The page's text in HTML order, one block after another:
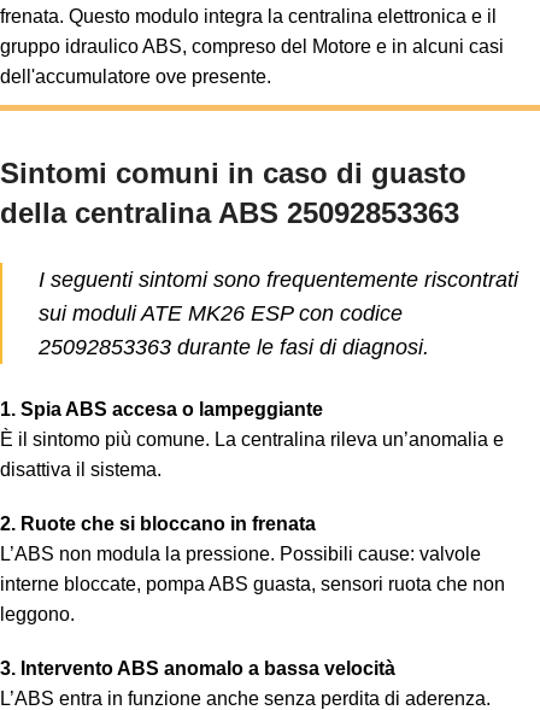
frenata. Questo modulo integra la centralina elettronica e il
gruppo idraulico ABS, compreso del Motore e in alcuni casi
dell'accumulatore ove presente.
Sintomi comuni in caso di guasto
della centralina ABS 25092853363
I seguenti sintomi sono frequentemente riscontrati
sui moduli ATE MK26 ESP con codice
25092853363 durante le fasi di diagnosi.
1. Spia ABS accesa o lampeggiante
È il sintomo più comune. La centralina rileva un’anomalia e
disattiva il sistema.
2. Ruote che si bloccano in frenata
L’ABS non modula la pressione. Possibili cause: valvole
interne bloccate, pompa ABS guasta, sensori ruota che non
leggono.
3. Intervento ABS anomalo a bassa velocità
L’ABS entra in funzione anche senza perdita di aderenza.